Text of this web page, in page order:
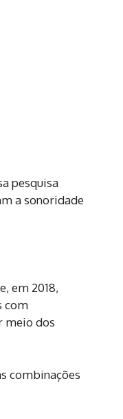
pesquisa
a sonoridade
em 2018,
com
meio dos
combinações